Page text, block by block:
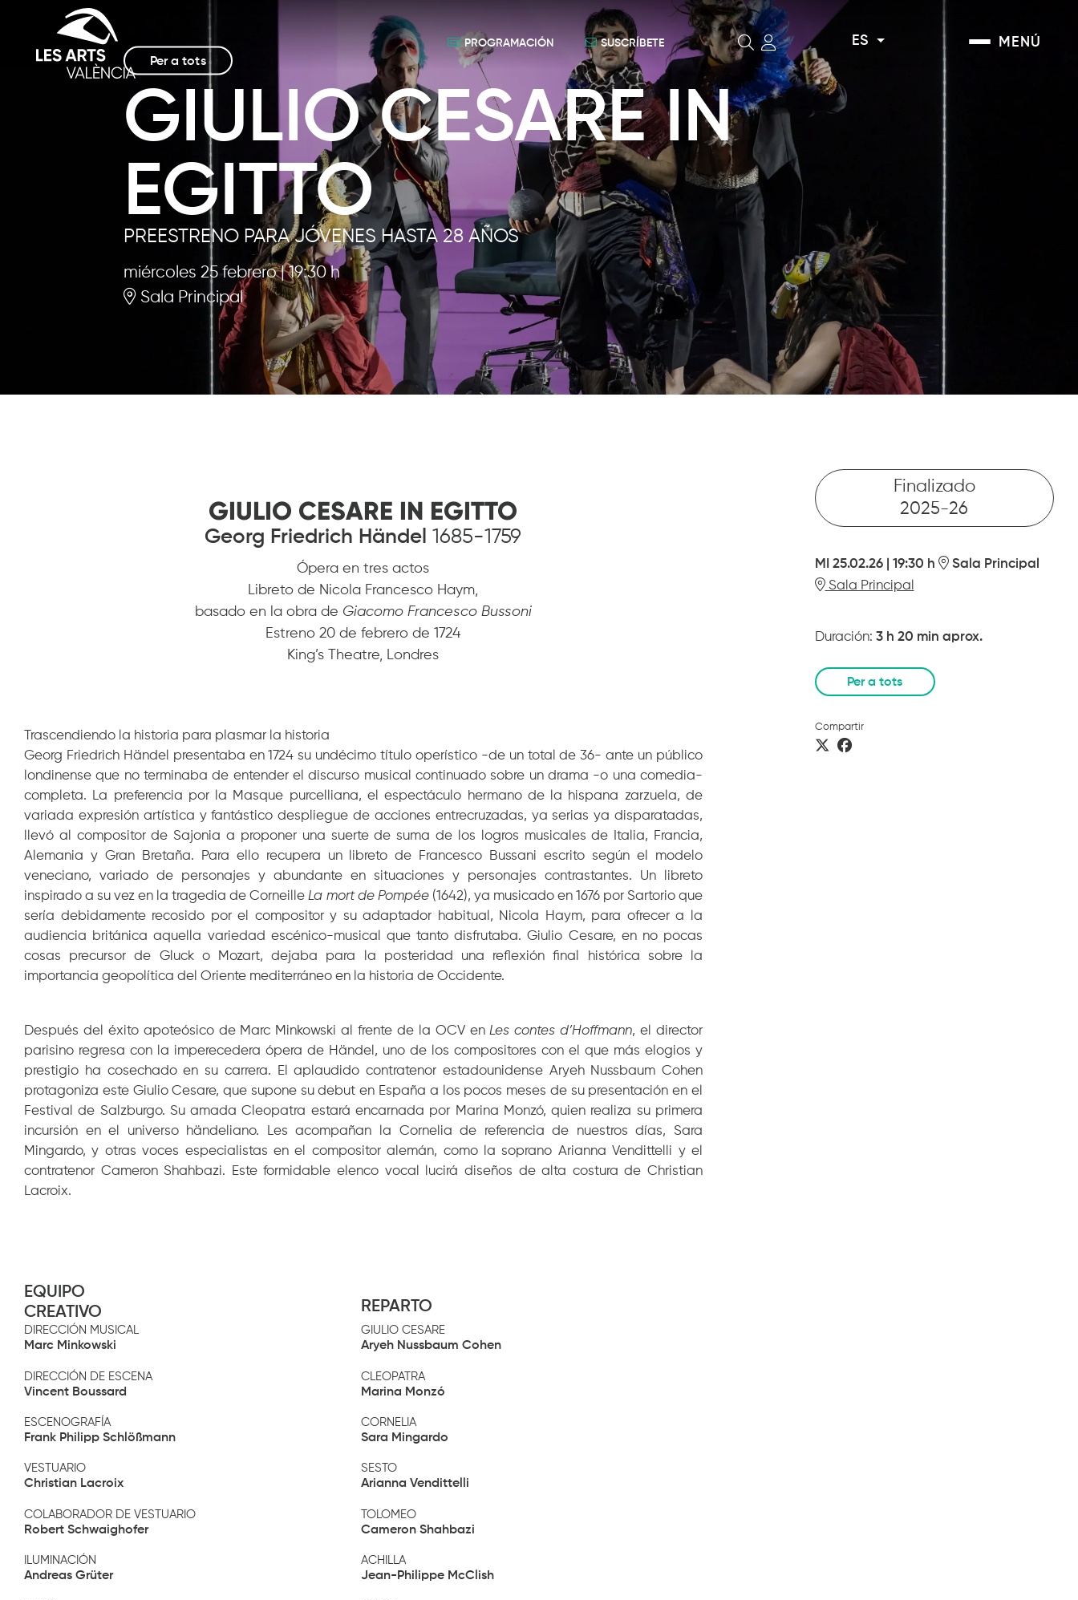
MENÚ
ES
Buscar
SUSCRÍBETE
PROGRAMACIÓN
Per a tots
GIULIO CESARE IN
EGITTO
PREESTRENO PARA JÓVENES HASTA 28 AÑOS
miércoles 25 febrero|19:30 h
Sala Principal
Finalizado
2025-26
MI 25.02.26| 19:30 h
Sala Principal
Sala Principal
Duración: 3 h 20 min aprox.
Per a tots
Compartir
GIULIO CESARE IN EGITTO
Georg Friedrich Händel1685-1759
Ópera en tres actos
Libreto de Nicola Francesco Haym,
basado en la obra de Giacomo Francesco Bussoni
Estreno 20 de febrero de 1724
King’s Theatre, Londres
Trascendiendo la historia para plasmar la historia
Georg Friedrich Händel presentaba en 1724 su undécimo título operístico -de un total de 36- ante un público
londinense que no terminaba de entender el discurso musical continuado sobre un drama -o una comedia-
completa. La preferencia por la Masque purcelliana, el espectáculo hermano de la hispana zarzuela, de
variada expresión artística y fantástico despliegue de acciones entrecruzadas, ya serias ya disparatadas,
llevó al compositor de Sajonia a proponer una suerte de suma de los logros musicales de Italia, Francia,
Alemania y Gran Bretaña. Para ello recupera un libreto de Francesco Bussani escrito según el modelo
veneciano, variado de personajes y abundante en situaciones y personajes contrastantes. Un libreto
inspirado a su vez en la tragedia de CorneilleLa mort de Pompée(1642), ya musicado en 1676 por Sartorio que
sería debidamente recosido por el compositor y su adaptador habitual, Nicola Haym, para ofrecer a la
audiencia británica aquella variedad escénico-musical que tanto disfrutaba. Giulio Cesare, en no pocas
cosas precursor de Gluck o Mozart, dejaba para la posteridad una reflexión final histórica sobre la
importancia geopolítica del Oriente mediterráneo en la historia de Occidente.
Después del éxito apoteósico de Marc Minkowski al frente de la OCV enLes contes d’Hoffmann, el director
parisino regresa con la imperecedera ópera de Händel, uno de los compositores con el que más elogios y
prestigio ha cosechado en su carrera. El aplaudido contratenor estadounidense Aryeh Nussbaum Cohen
protagoniza este Giulio Cesare, que supone su debut en España a los pocos meses de su presentación en el
Festival de Salzburgo. Su amada Cleopatra estará encarnada por Marina Monzó, quien realiza su primera
incursión en el universo händeliano. Les acompañan la Cornelia de referencia de nuestros días, Sara
Mingardo, y otras voces especialistas en el compositor alemán, como la soprano Arianna Vendittelli y el
contratenor Cameron Shahbazi. Este formidable elenco vocal lucirá diseños de alta costura de Christian
Lacroix.
EQUIPO
CREATIVO
DIRECCIÓN MUSICAL
Marc Minkowski
DIRECCIÓN DE ESCENA
Vincent Boussard
ESCENOGRAFÍA
Frank Philipp Schlößmann
VESTUARIO
Christian Lacroix
COLABORADOR DE VESTUARIO
Robert Schwaighofer
ILUMINACIÓN
Andreas Grüter
REPARTO
GIULIO CESARE
Aryeh Nussbaum Cohen
CLEOPATRA
Marina Monzó
CORNELIA
Sara Mingardo
SESTO
Arianna Vendittelli
TOLOMEO
Cameron Shahbazi
ACHILLA
Jean-Philippe McClish